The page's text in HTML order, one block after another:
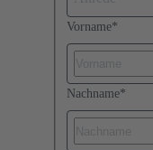
Vorname*
Nachname*